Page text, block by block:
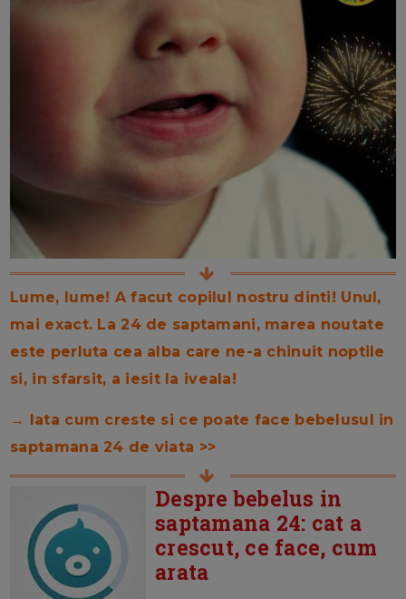
Lume, lume! A facut copilul nostru dinti! Unul,
mai exact. La 24 de saptamani, marea noutate
este perluta cea alba care ne-a chinuit noptile
si, in sfarsit, a iesit la iveala!
→ Iata cum creste si ce poate face bebelusul in
saptamana 24 de viata >>
Despre bebelus in
saptamana 24: cat a
crescut, ce face, cum
arata